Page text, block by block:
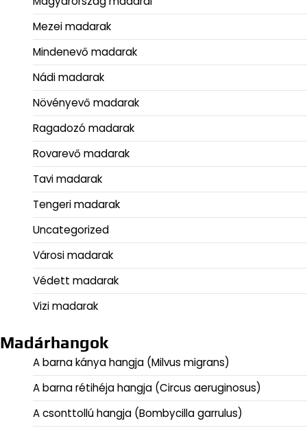
Mezei madarak
Mindenevő madarak
Nádi madarak
Növényevő madarak
Ragadozó madarak
Rovarevő madarak
Tavi madarak
Tengeri madarak
Uncategorized
Városi madarak
Védett madarak
Vizi madarak
Madárhangok
A barna kánya hangja (Milvus migrans)
A barna rétihéja hangja (Circus aeruginosus)
A csonttollú hangja (Bombycilla garrulus)